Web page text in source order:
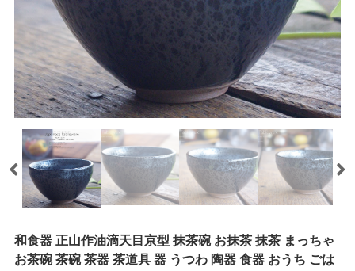
和食器 正山作油滴天目京型 抹茶碗 お抹茶 抹茶 まっちゃ
お茶碗 茶碗 茶器 茶道具 器 うつわ 陶器 食器 おうち ごは